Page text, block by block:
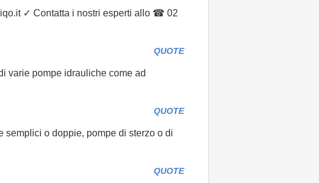
✓ Contatta i nostri esperti allo ☎ 02
QUOTE
varie pompe idrauliche come ad
QUOTE
semplici o doppie, pompe di sterzo o di
QUOTE